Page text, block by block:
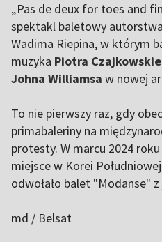
„Pas de deux for toes and
spektakl baletowy
Wadima Riepina, w którym
muzyka Piotra
Johna Williamsa w nowej
To nie pierwszy raz, gdy
primabaleriny na
protesty. W marcu 2024
miejsce w Korei
odwołało balet "Modanse" z
md / Belsat